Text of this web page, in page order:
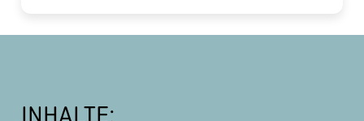
INHALTE: